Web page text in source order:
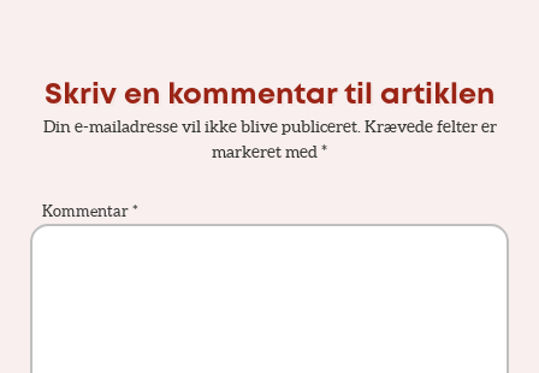
Skriv en kommentar til artiklen
Din e-mailadresse vil ikke blive publiceret. Krævede felter er
markeret med *
Kommentar *